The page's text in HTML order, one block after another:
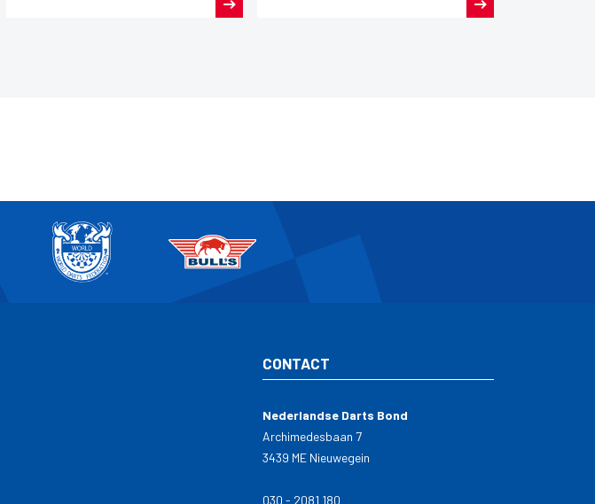
CONTACT
Nederlandse Darts Bond
Archimedesbaan 7
3439 ME Nieuwegein
030 - 2081 180